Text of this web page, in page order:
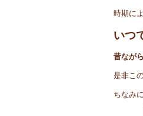
時期に
いつ
昔なが
是非こ
ちなみ